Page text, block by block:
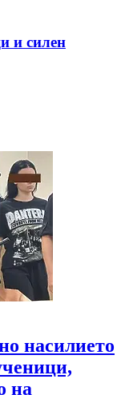
и силен
насилието
на